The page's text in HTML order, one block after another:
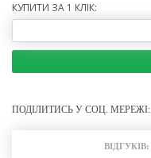
КУПИТИ ЗА 1 КЛІК:
ПОДІЛИТИСЬ У СОЦ. МЕРЕЖІ:
ВІДГУКІВ: